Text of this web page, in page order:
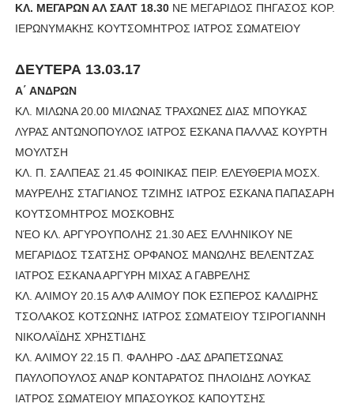
ΚΛ. ΜΕΓΑΡΩΝ ΑΛ ΣΑΛΤ 18.30ΝΕ ΜΕΓΑΡΙΔΟΣ ΠΗΓΑΣΟΣ ΚΟΡ.
ΙΕΡΩNΥMΑΚΗΣ ΚΟΥΤΣΟΜΗΤΡΟΣ ΙΑΤΡΟΣ ΣΩΜΑΤΕΙΟΥ
ΔΕΥΤΕΡΑ 13.03.17
Α΄ ΑΝΔΡΩΝ
ΚΛ. ΜΙΛΩΝΑ 20.00 ΜΙΛΩΝΑΣ ΤΡΑΧΩΝΕΣ ΔΙΑΣ ΜΠΟΥΚΑΣ
ΛΥΡΑΣ ΑΝΤΩΝΟΠΟΥΛΟΣ ΙΑΤΡΟΣ ΕΣΚΑΝΑ ΠΑΛΛΑΣ ΚΟΥΡΤΗ
ΜΟΥΛΤΣΗ
ΚΛ. Π. ΣΑΛΠΕΑΣ 21.45 ΦΟΙΝΙΚΑΣ ΠΕΙΡ. ΕΛΕΥΘΕΡΙΑ ΜΟΣΧ.
ΜΑΥΡΕΛΗΣ ΣΤΑΓΙΑΝΟΣ ΤΖΙΜΗΣ ΙΑΤΡΟΣ ΕΣΚΑΝΑ ΠΑΠΑΣΑΡΗ
ΚΟΥΤΣΟΜΗΤΡΟΣ ΜΟΣΚΟΒΗΣ
ΝΈΟ ΚΛ. ΑΡΓΥΡΟΥΠΟΛΗΣ 21.30 ΑΕΣ ΕΛΛΗΝΙΚΟΥ ΝΕ
ΜΕΓΑΡΙΔΟΣ ΤΣΑΤΣΗΣ ΟΡΦΑΝΟΣ ΜΑΝΩΛΗΣ ΒΕΛΕΝΤΖΑΣ
ΙΑΤΡΟΣ ΕΣΚΑΝΑ ΑΡΓΥΡΗ ΜΙΧΑΣ Α ΓΑΒΡΕΛΗΣ
ΚΛ. ΑΛΙΜΟΥ 20.15 ΑΛΦ ΑΛΙΜΟΥ ΠΟΚ ΕΣΠΕΡΟΣ ΚΑΛΔΙΡΗΣ
ΤΣΟΛΑΚΟΣ ΚΟΤΣΩΝΗΣ ΙΑΤΡΟΣ ΣΩΜΑΤΕΙΟΥ ΤΣΙΡΟΓΙΑΝΝΗ
ΝΙΚΟΛΑΪΔΗΣ ΧΡΗΣΤΙΔΗΣ
ΚΛ. ΑΛΙΜΟΥ 22.15 Π. ΦΑΛΗΡΟ -ΔΑΣ ΔΡΑΠΕΤΣΩΝΑΣ
ΠΑΥΛΟΠΟΥΛΟΣ ΑΝΔΡ ΚΟΝΤΑΡΑΤΟΣ ΠΗΛΟΙΔΗΣ ΛΟΥΚΑΣ
ΙΑΤΡΟΣ ΣΩΜΑΤΕΙΟΥ ΜΠΑΣΟΥΚΟΣ ΚΑΠΟΥΤΣΗΣ